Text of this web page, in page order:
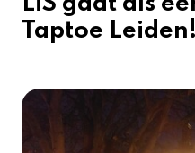
Taptoe Leiden!